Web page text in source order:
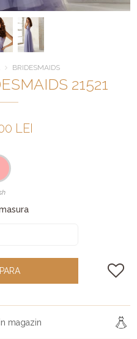
BRIDESMAIDS
21521
LEI
magazin